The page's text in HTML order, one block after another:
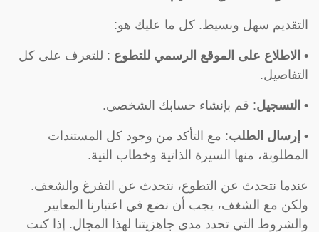
التقديم سهل وبسيط. كل ما عليك هو:
• الاطلاع على الموقع الرسمي للتطوع : للتعرف على كل
التفاصيل.
• التسجيل: قم بإنشاء حسابك الشخصي.
• إرسال الطلب: مع التأكد من وجود كل المستندات
المطلوبة، منها السيرة الذاتية وخطاب النية.
عندما نتحدث عن التطوع، نتحدث عن التفرغ والشغف.
ولكن مع الشغف، يجب أن نضع في اعتبارنا المعايير
والشروط التي تحدد مدى جاهزيتنا لهذا المجال. إذا كنت